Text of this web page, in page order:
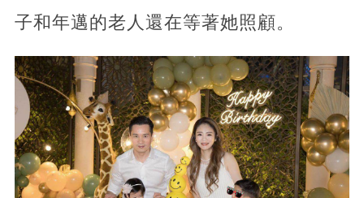
子和年邁的老人還在等著她照顧。